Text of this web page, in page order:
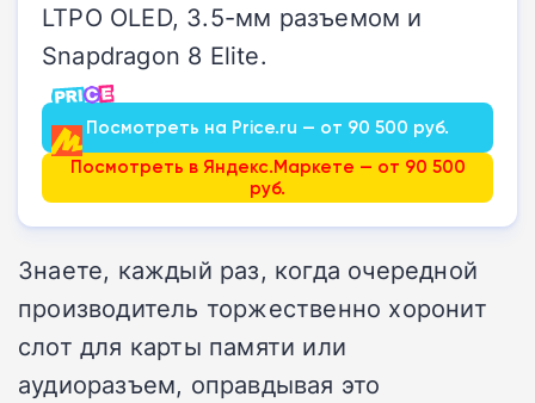
LTPO OLED, 3.5-мм разъемом и
Snapdragon 8 Elite.
Посмотреть на Price.ru — от 90 500 руб.
Посмотреть в Яндекс.Маркете — от 90 500
руб.
Знаете, каждый раз, когда очередной
производитель торжественно хоронит
слот для карты памяти или
аудиоразъем, оправдывая это